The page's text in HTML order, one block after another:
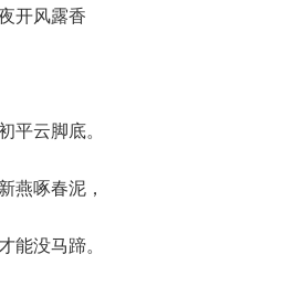
开风露香
平云脚底。
燕啄春泥，
能没马蹄。